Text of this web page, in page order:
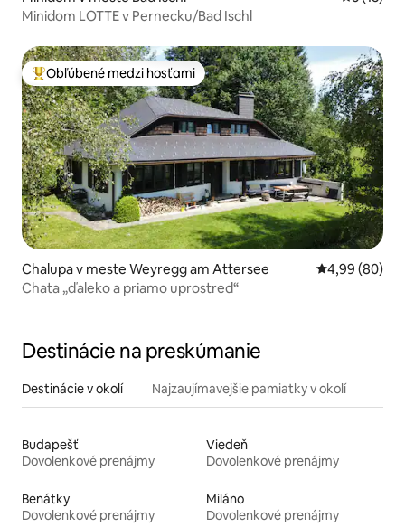
Minidom LOTTE v Pernecku/Bad Ischl
Najobľúbenejšie medzi hosťami
Obľúbené medzi hosťami
Chalupa v meste Weyregg am Attersee Priemerné
4,99 (80)
Chata „ďaleko a priamo uprostred“
Destinácie na preskúmanie
Destinácie v okolí Najzaujímavejšie pamiatky v okolí
Budapešť
Dovolenkové prenájmy
Viedeň
Dovolenkové prenájmy
Benátky
Dovolenkové prenájmy
Miláno
Dovolenkové prenájmy